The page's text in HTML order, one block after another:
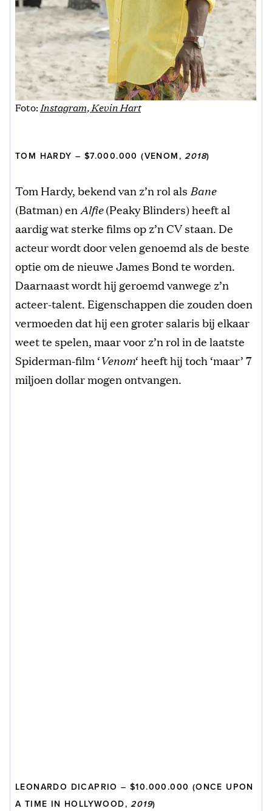
Foto:Instagram, Kevin Hart
TOM HARDY – $7.000.000 (VENOM,2018)
Tom Hardy, bekend van z’n rol als Bane
(Batman) en Alfie(Peaky Blinders) heeft al
aardig wat sterke films op z’n CV staan. De
acteur wordt door velen genoemd als de beste
optie om de nieuwe James Bond te worden.
Daarnaast wordt hij geroemd vanwege z’n
acteer-talent. Eigenschappen die zouden doen
vermoeden dat hij een groter salaris bij elkaar
weet te spelen, maar voor z’n rol in de laatste
Spiderman-film ‘Venom‘ heeft hij toch ‘maar’ 7
miljoen dollar mogen ontvangen.
LEONARDO DICAPRIO – $10.000.000 (ONCE UPON
A TIME IN HOLLYWOOD,2019)